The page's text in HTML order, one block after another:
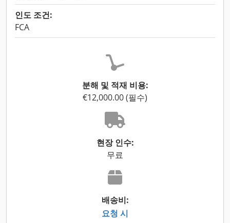
인도 조건:
FCA
분해 및 적재 비용:
€12,000.00 (필수)
현장 인수:
무료
배송비:
요청 시